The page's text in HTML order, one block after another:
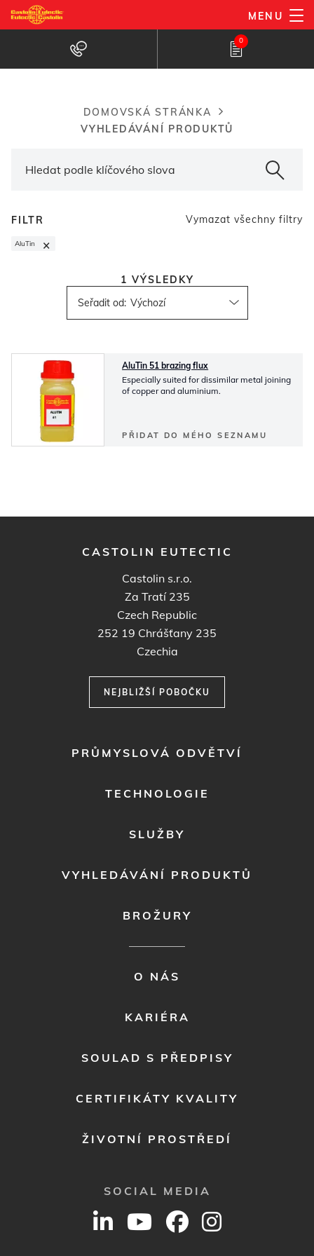
Přejít
k
obsahu
MENU
Vyhledávač produktů
0
Breadcrumb
DOMOVSKÁ STRÁNKA
VYHLEDÁVÁNÍ PRODUKTŮ
FILTR Vymazat všechny filtry
AluTin ×
Seřadit od:
1 VÝSLEDKY
AluTin 51 brazing flux
Especially suited for dissimilar metal joining
of copper and aluminium.
PŘIDAT DO MÉHO SEZNAMU
CASTOLIN EUTECTIC
Castolin s.r.o.
Za Tratí 235
Czech Republic
252 19 Chrášťany 235
Czechia
NEJBLIŽŠÍ POBOČKU
PRŮMYSLOVÁ ODVĚTVÍ
TECHNOLOGIE
SLUŽBY
VYHLEDÁVÁNÍ PRODUKTŮ
BROŽURY
O NÁS
KARIÉRA
SOULAD S PŘEDPISY
CERTIFIKÁTY KVALITY
ŽIVOTNÍ PROSTŘEDÍ
SOCIAL MEDIA